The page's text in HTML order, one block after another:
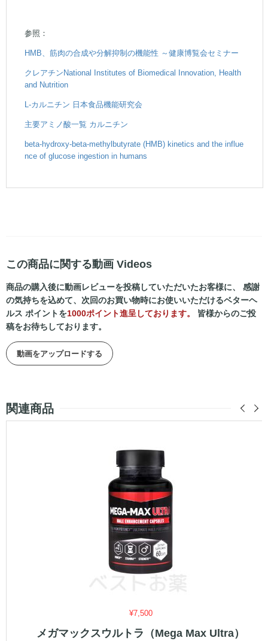
参照：
HMB、筋肉の合成や分解抑制の機能性 ～健康博覧会セミナー
クレアチンNational Institutes of Biomedical Innovation, Health
and Nutrition
L-カルニチン 日本食品機能研究会
主要アミノ酸一覧 カルニチン
beta-hydroxy-beta-methylbutyrate (HMB) kinetics and the influe
nce of glucose ingestion in humans
この商品に関する動画 Videos
商品の購入後に動画レビューを投稿していただいたお客様に、 感謝
の気持ちを込めて、次回のお買い物時にお使いいただけるベターヘ
ルス ポイントを1000ポイント進呈しております。
皆様からのご投
稿をお待ちしております。
動画をアップロードする
関連商品
¥7,500
メガマックスウルトラ（Mega Max Ultra）